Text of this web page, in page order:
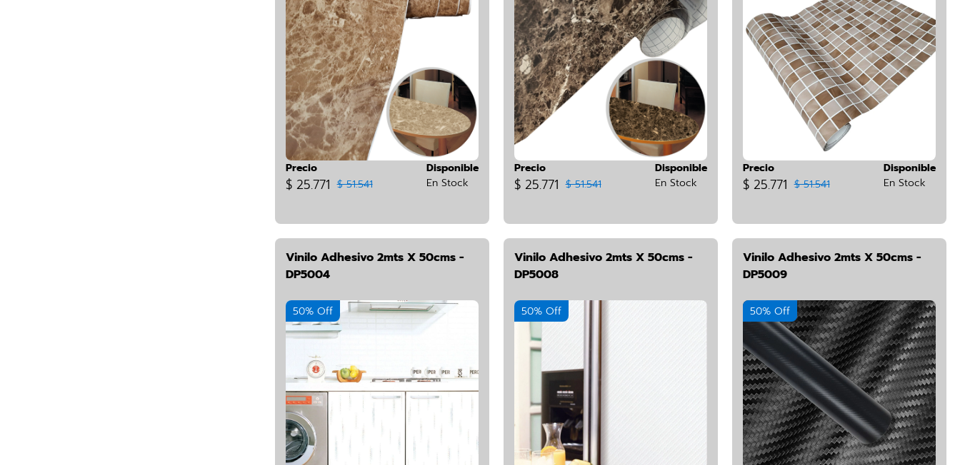
Precio
$ 25.771 $ 51.541
Disponible
En Stock
Precio
$ 25.771 $ 51.541
Disponible
En Stock
Precio
$ 25.771 $ 51.541
Disponible
En Stock
Vinilo Adhesivo 2mts X 50cms -
DP5004
50% Off
Vinilo Adhesivo 2mts X 50cms -
DP5008
50% Off
Vinilo Adhesivo 2mts X 50cms -
DP5009
50% Off